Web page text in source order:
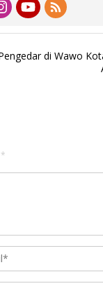
di Wawo
*